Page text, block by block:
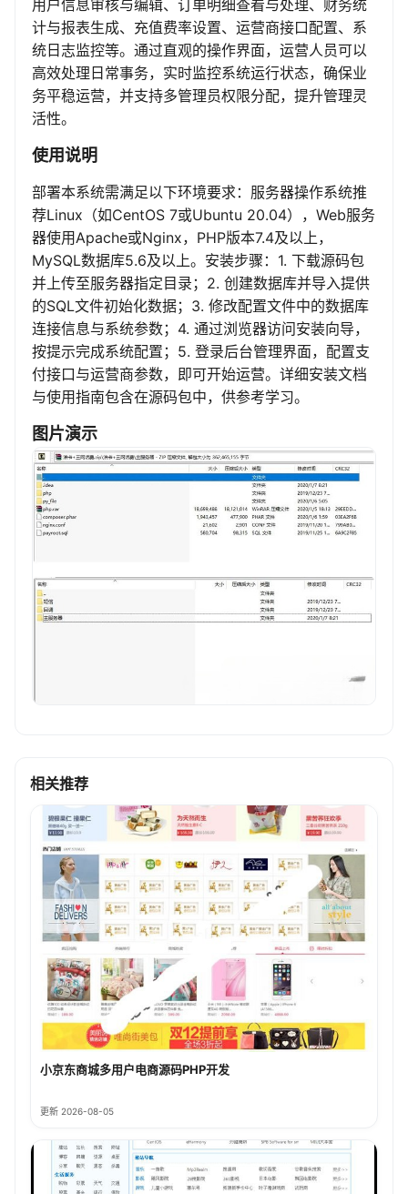
用户信息审核与编辑、订单明细查看与处理、财务统
计与报表生成、充值费率设置、运营商接口配置、系
统日志监控等。通过直观的操作界面，运营人员可以
高效处理日常事务，实时监控系统运行状态，确保业
务平稳运营，并支持多管理员权限分配，提升管理灵
活性。
使用说明
部署本系统需满足以下环境要求：服务器操作系统推
荐Linux（如CentOS 7或Ubuntu 20.04），Web服务
器使用Apache或Nginx，PHP版本7.4及以上，
MySQL数据库5.6及以上。安装步骤：1. 下载源码包
并上传至服务器指定目录；2. 创建数据库并导入提供
的SQL文件初始化数据；3. 修改配置文件中的数据库
连接信息与系统参数；4. 通过浏览器访问安装向导，
按提示完成系统配置；5. 登录后台管理界面，配置支
付接口与运营商参数，即可开始运营。详细安装文档
与使用指南包含在源码包中，供参考学习。
图片演示
相关推荐
小京东商城多用户电商源码PHP开发
更新 2026-08-05